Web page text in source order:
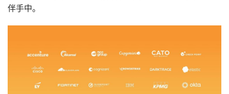
伴手中。